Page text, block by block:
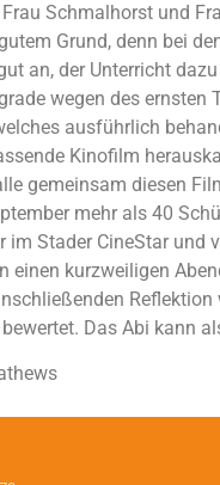
Schmalhorst und
Grund, denn bei
an, der Unterricht
wegen des ernsten
ausführlich
Kinofilm
gemeinsam diesen
mehr als 40
im Stader CineStar und
einen kurzweiligen
Das Abi kann